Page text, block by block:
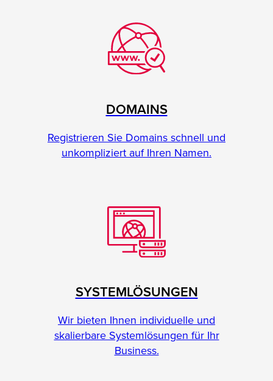
DOMAINS
Registrieren Sie Domains schnell und
unkompliziert auf Ihren Namen.
SYSTEMLÖSUNGEN
Wir bieten Ihnen individuelle und
skalierbare Systemlösungen für Ihr
Business.